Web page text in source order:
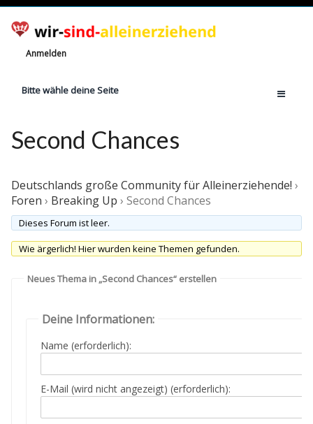
Anmelden
Bitte wähle deine Seite
Jetzt registrieren!
Anzahl Alleinerziehende
Finanzielle Hilfe
Witze
Second Chances
Deutschlands große Community für Alleinerziehende! ›
Foren › Breaking Up › Second Chances
Dieses Forum ist leer.
Wie ärgerlich! Hier wurden keine Themen gefunden.
Neues Thema in „Second Chances“ erstellen
Deine Informationen:
Name (erforderlich):
E-Mail (wird nicht angezeigt) (erforderlich):